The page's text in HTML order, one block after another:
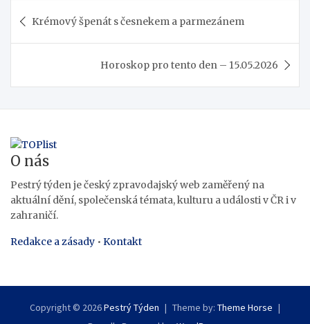
proKrémový špenát s česnekem a parmezánem
Horoskop pro tento den – 15.05.2026
O nás
Pestrý týden je český zpravodajský web zaměřený na
aktuální dění, společenská témata, kulturu a události v ČR i v
zahraničí.
Redakce a zásady • Kontakt
Copyright © 2026Pestrý Týden Theme by: Theme Horse